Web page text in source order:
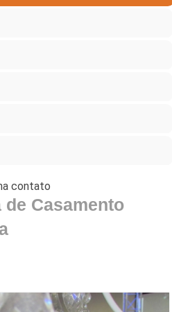
de Casamento